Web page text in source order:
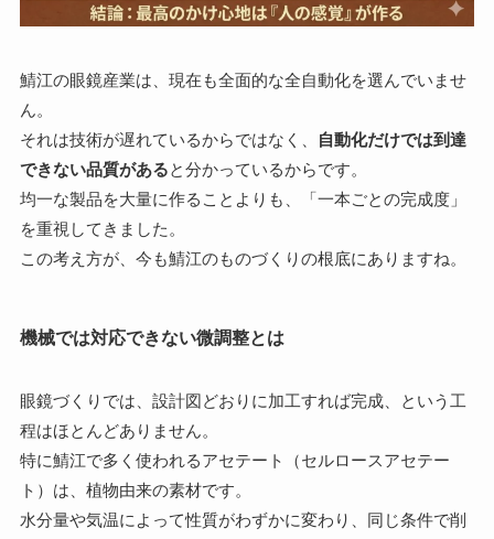
鯖江の眼鏡産業は、現在も全面的な全自動化を選んでいませ
ん。
それは技術が遅れているからではなく、
自動化だけでは到達
できない品質があると分かっているからです。
均一な製品を大量に作ることよりも、「一本ごとの完成度」
を重視してきました。
この考え方が、今も鯖江のものづくりの根底にありますね。
機械では対応できない微調整とは
眼鏡づくりでは、設計図どおりに加工すれば完成、という工
程はほとんどありません。
特に鯖江で多く使われるアセテート（セルロースアセテー
ト）は、植物由来の素材です。
水分量や気温によって性質がわずかに変わり、同じ条件で削